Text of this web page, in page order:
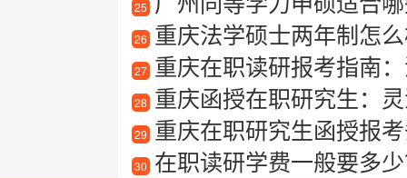
25
26 重庆法学硕士两年制怎
27 重庆在职读研报考指南
28 重庆函授在职研究生：
29 重庆在职研究生函授报
30 在职读研学费一般要多少